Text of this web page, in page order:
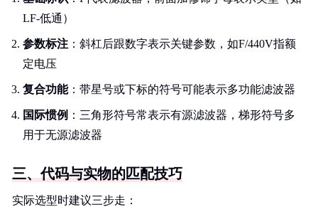
LF-低通）
参数标注 ：斜杠后跟数字表示关键参数，如F/440V指额
定电压
复合功能：带星号或下标的符号可能表示多功能滤波器
国际惯例 ：三角形符号常表示有源滤波器，梯形符号多
用于无源滤波器
三、代码与实物的匹配技巧
实际选型时建议三步走：